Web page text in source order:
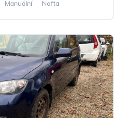
Manuální
Nafta